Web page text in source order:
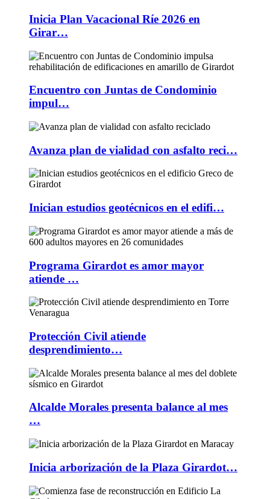
Inicia Plan Vacacional Ríe 2026 en
Girar…
Encuentro con Juntas de Condominio
impul…
Avanza plan de vialidad con asfalto reci…
Inician estudios geotécnicos en el edifi…
Programa Girardot es amor mayor
atiende …
Protección Civil atiende
desprendimiento…
Alcalde Morales presenta balance al mes
…
Inicia arborización de la Plaza Girardot…